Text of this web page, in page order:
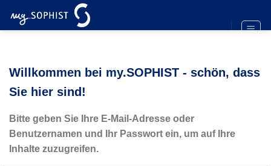
Inhalt
Willkommen bei my.SOPHIST - schön, dass
Sie hier sind!
Bitte geben Sie Ihre E-Mail-Adresse oder
Benutzernamen und Ihr Passwort ein, um auf Ihre
Inhalte zuzugreifen.